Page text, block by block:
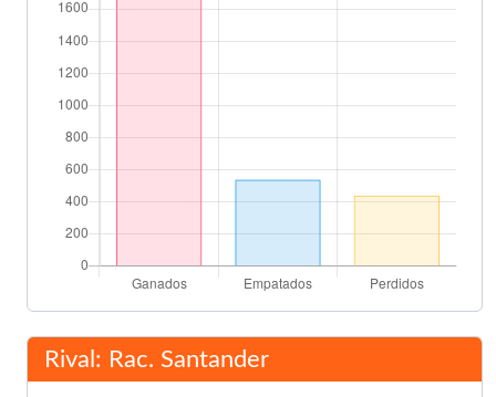
Oriol
83'
Tchité
Carlos Marchena 88'
David Silva
Rival: Rac. Santander